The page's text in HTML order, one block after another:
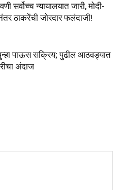
सर्वोच्च न्यायालयात जारी, मोदी-
ठाकरेंची जोरदार फलंदाजी!
पुन्हा पाऊस सक्रिय; पुढील आठवड्यात
अंदाज